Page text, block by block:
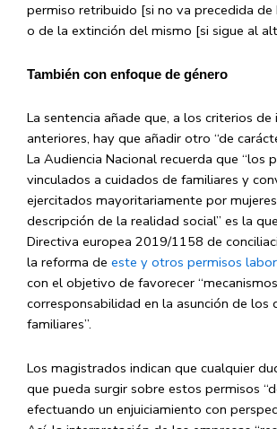
permiso retribuido [si no va precedida de
o de la extinción del mismo [si sigue al
También con enfoque de género
La sentencia añade que, a los criterios
anteriores, hay que añadir otro “de
La Audiencia Nacional recuerda que “los
vinculados a cuidados de familiares y
ejercitados mayoritariamente por
descripción de la realidad social” es la
Directiva europea 2019/1158 de
la reforma de este y otros permisos
con el objetivo de favorecer
corresponsabilidad en la asunción de los
familiares”.
Los magistrados indican que cualquier
que pueda surgir sobre estos permisos
efectuando un enjuiciamiento con